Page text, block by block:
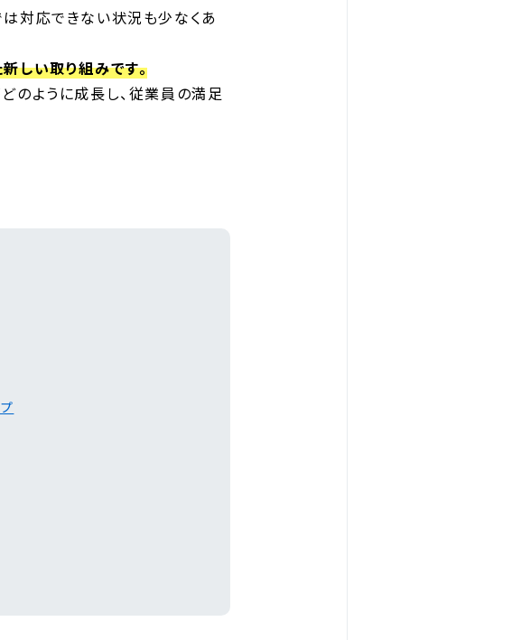
対応できない状況も少なくあ
しい取り組みです。
のように成長し、従業員の満足